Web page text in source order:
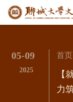
05-09
2025
首页
【
力